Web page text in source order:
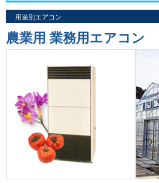
用途別エアコン
農業用 業務用エアコン